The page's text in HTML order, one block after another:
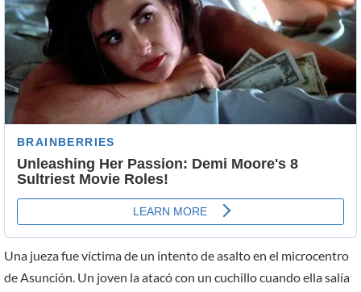
Una jueza fue víctima de un intento de asalto en el microcentro
de Asunción. Un joven la atacó con un cuchillo cuando ella salía